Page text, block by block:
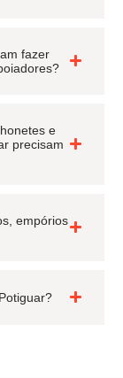
fazer
e
precisam
empórios